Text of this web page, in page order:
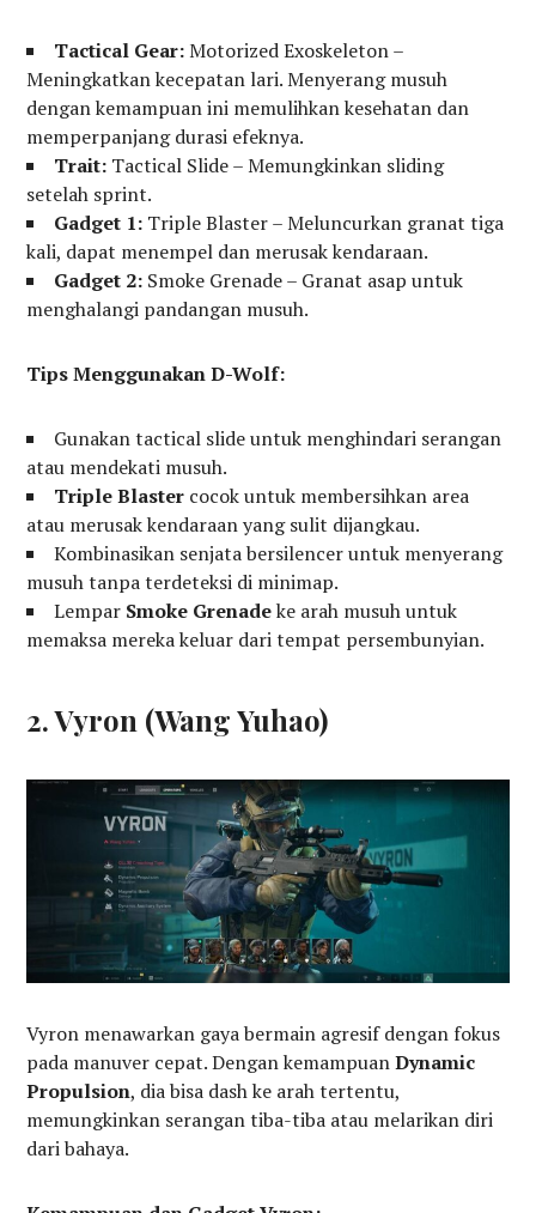
Tactical Gear:Motorized Exoskeleton –
Meningkatkan kecepatan lari. Menyerang musuh
dengan kemampuan ini memulihkan kesehatan dan
memperpanjang durasi efeknya.
Trait: Tactical Slide – Memungkinkan sliding
setelah sprint.
Gadget 1: Triple Blaster – Meluncurkan granat tiga
kali, dapat menempel dan merusak kendaraan.
Gadget 2: Smoke Grenade – Granat asap untuk
menghalangi pandangan musuh.
Tips Menggunakan D-Wolf:
Gunakan tactical slide untuk menghindari serangan
atau mendekati musuh.
Triple Blaster cocok untuk membersihkan area
atau merusak kendaraan yang sulit dijangkau.
Kombinasikan senjata bersilencer untuk menyerang
musuh tanpa terdeteksi di minimap.
Lempar Smoke Grenadeke arah musuh untuk
memaksa mereka keluar dari tempat persembunyian.
2. Vyron (Wang Yuhao)
Vyron menawarkan gaya bermain agresif dengan fokus
pada manuver cepat. Dengan kemampuanDynamic
Propulsion, dia bisa dash ke arah tertentu,
memungkinkan serangan tiba-tiba atau melarikan diri
dari bahaya.